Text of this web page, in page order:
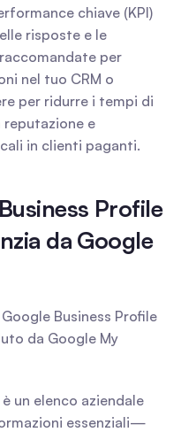
chiave (KPI)
risposte e le
per
nel tuo CRM o
per ridurre i tempi di
e
in clienti paganti.
Profile
da Google
Business Profile
da Google My
un elenco aziendale
essenziali—